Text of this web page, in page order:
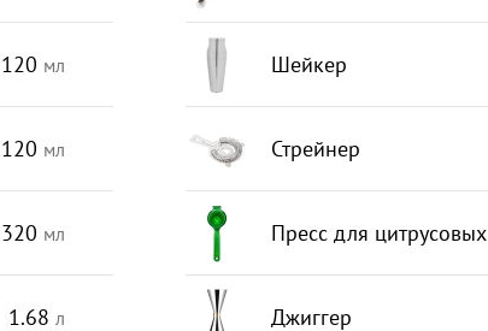
120 мл
120 мл
320 мл
1.68 л
Шейкер
Стрейнер
Пресс для цитрусовых
Джиггер